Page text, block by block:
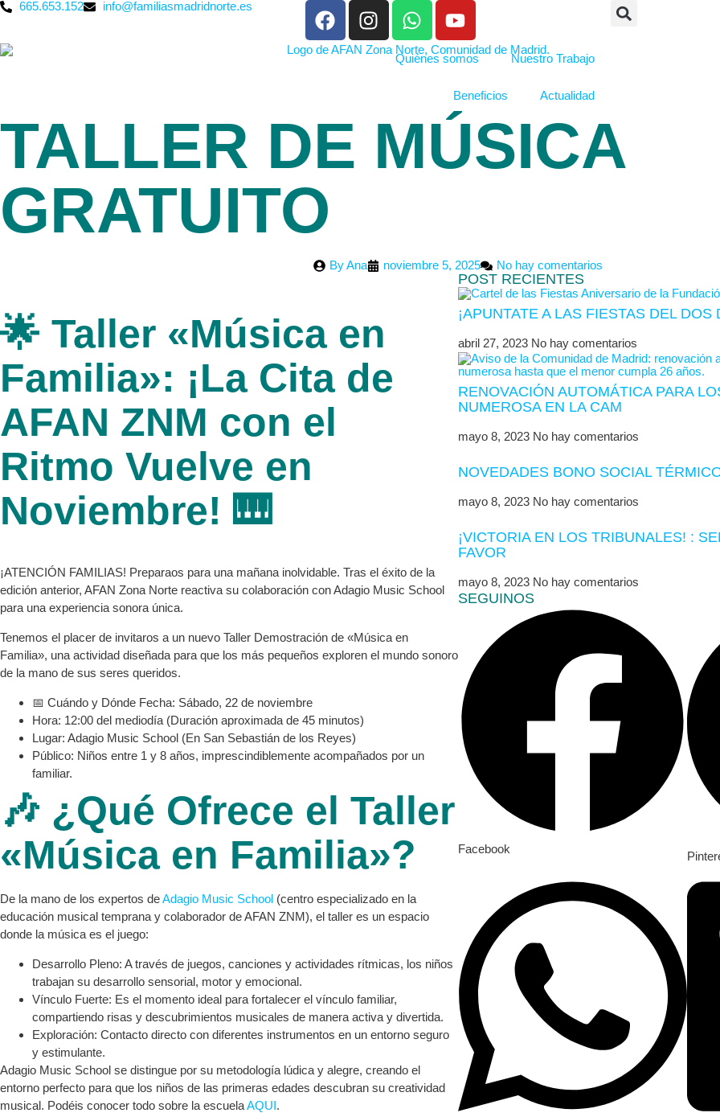
665.653.152 info@familiasmadridnorte.es
Quiénes somos Nuestro Trabajo
Beneficios Actualidad
TALLER DE MÚSICA
GRATUITO
ByAna noviembre 5, 2025 No hay comentarios
🌟 Taller «Música en
Familia»: ¡La Cita de
AFAN ZNM con el
Ritmo Vuelve en
Noviembre! 🎹
¡ATENCIÓN FAMILIAS! Preparaos para una mañana inolvidable. Tras el éxito de la
edición anterior, AFAN Zona Norte reactiva su colaboración con Adagio Music School
para una experiencia sonora única.
Tenemos el placer de invitaros a un nuevo Taller Demostración de «Música en
Familia», una actividad diseñada para que los más pequeños exploren el mundo sonoro
de la mano de sus seres queridos.
📅 Cuándo y Dónde Fecha: Sábado, 22 de noviembre
Hora: 12:00 del mediodía (Duración aproximada de 45 minutos)
Lugar: Adagio Music School (En San Sebastián de los Reyes)
Público: Niños entre 1 y 8 años, imprescindiblemente acompañados por un
familiar.
🎶 ¿Qué Ofrece el Taller
«Música en Familia»?
De la mano de los expertos deAdagio Music School (centro especializado en la
educación musical temprana y colaborador de AFAN ZNM), el taller es un espacio
donde la música es el juego:
Desarrollo Pleno: A través de juegos, canciones y actividades rítmicas, los niños
trabajan su desarrollo sensorial, motor y emocional.
Vínculo Fuerte: Es el momento ideal para fortalecer el vínculo familiar,
compartiendo risas y descubrimientos musicales de manera activa y divertida.
Exploración: Contacto directo con diferentes instrumentos en un entorno seguro
y estimulante.
Adagio Music School se distingue por su metodología lúdica y alegre, creando el
entorno perfecto para que los niños de las primeras edades descubran su creatividad
musical. Podéis conocer todo sobre la escuelaAQUI.
POST RECIENTES
¡APUNTATE A LAS FIESTAS DEL
abril 27, 2023 No hay comentarios
RENOVACIÓN AUTOMÁTICA PARA
NUMEROSA EN LA CAM
mayo 8, 2023 No hay comentarios
NOVEDADES BONO SOCIAL
mayo 8, 2023 No hay comentarios
¡VICTORIA EN LOS TRIBUNALES! :
FAVOR
mayo 8, 2023 No hay comentarios
SEGUINOS
Facebook